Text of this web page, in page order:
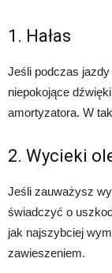
1. Hałas
Jeśli podczas jazdy
niepokojące
amortyzatora. W
2. Wycieki
Jeśli zauważysz
świadczyć o
jak najszybciej
zawieszeniem.